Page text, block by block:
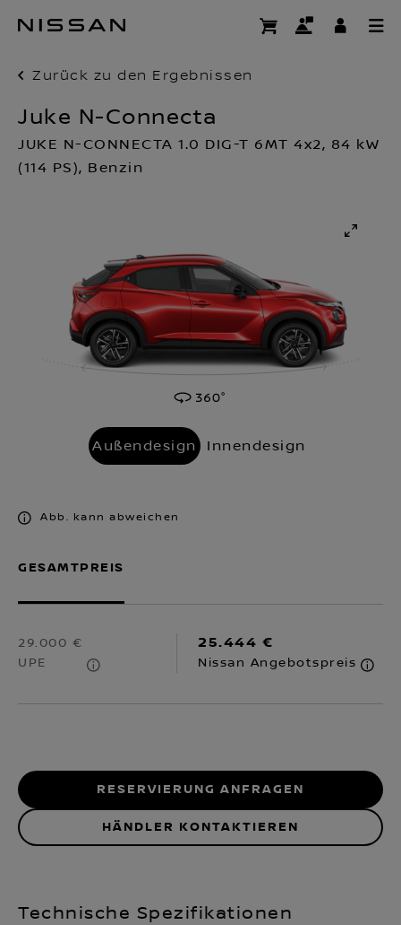
Hauptinhalt
Zurück zu den Ergebnissen
Juke N-Connecta
JUKE N-CONNECTA 1.0 DIG-T 6MT 4x2, 84 kW
(114 PS), Benzin
Außendesign Innendesign
Abb. kann abweichen
Technische Spezifikationen
GESAMTPREIS
29.000 €
UPE
25.444 €
Nissan Angebotspreis
RESERVIERUNG ANFRAGEN
HÄNDLER KONTAKTIEREN